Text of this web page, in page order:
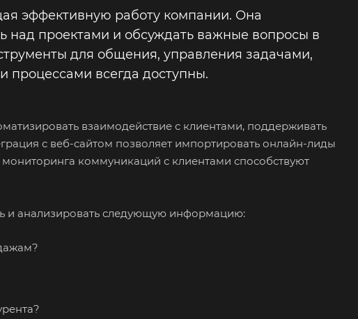
эффективную работу компании. Она
над проектами и обсуждать важные вопросы в
для общения, управления задачами,
всегда доступны.
взаимодействие с клиентами, поддерживать
с веб-сайтом позволяет импортировать онлайн-лиды
коммуникаций с клиентами способствуют
и анализировать следующую информацию: